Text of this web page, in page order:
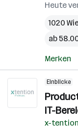
Heute
1020
ab
Merken
Einblicke
IT-
x-